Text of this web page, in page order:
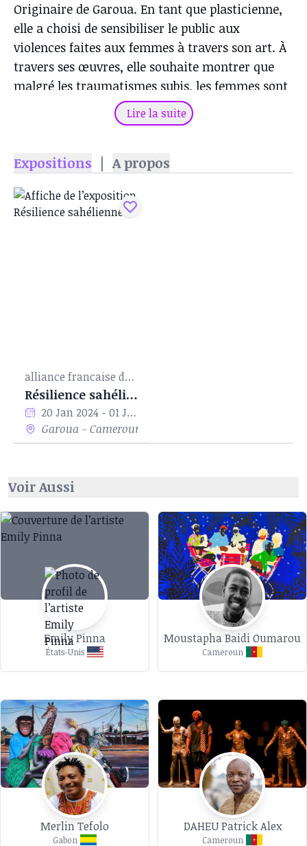
Originaire de Garoua. En tant que plasticienne,
elle a choisi de sensibiliser le public aux
violences faites aux femmes à travers son art. À
travers ses œuvres, elle souhaite montrer que
malgré les traumatismes subis, les femmes sont
capables de se reconstruire et de trouver leur
Lire la suite
Expositions | A propos
alliance francaise de garoua
Résilience sahélienne
20 Jan 2024 - 01 Jan 1970
Garoua - Cameroun
Voir Aussi
Emily Pinna
États-Unis
Moustapha Baidi Oumarou
Cameroun
Merlin Tefolo
Gabon
DAHEU Patrick Alex
Cameroun